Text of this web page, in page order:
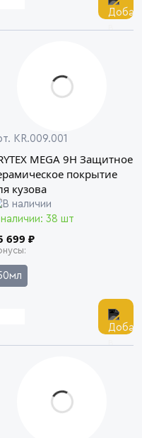
KR.009.001
MEGA 9H Защитное
покрытие
кузова
38 шт
699 ₽